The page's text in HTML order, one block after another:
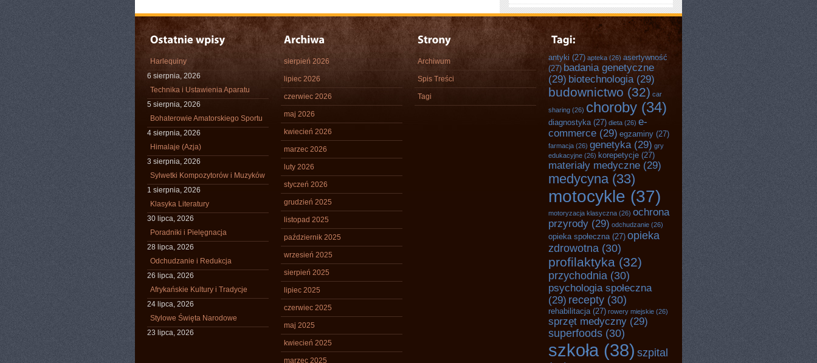
Harlequiny
6 sierpnia, 2026
Technika i Ustawienia Aparatu
5 sierpnia, 2026
Bohaterowie Amatorskiego Sportu
4 sierpnia, 2026
Himalaje (Azja)
3 sierpnia, 2026
Sylwetki Kompozytorów i Muzyków
1 sierpnia, 2026
Klasyka Literatury
30 lipca, 2026
Poradniki i Pielęgnacja
28 lipca, 2026
Odchudzanie i Redukcja
26 lipca, 2026
Afrykańskie Kultury i Tradycje
24 lipca, 2026
Stylowe Święta Narodowe
23 lipca, 2026
sierpień 2026
lipiec 2026
czerwiec 2026
maj 2026
kwiecień 2026
marzec 2026
luty 2026
styczeń 2026
grudzień 2025
listopad 2025
październik 2025
wrzesień 2025
sierpień 2025
lipiec 2025
czerwiec 2025
maj 2025
kwiecień 2025
marzec 2025
Archiwum
Spis Treści
Tagi
antyki (27) apteka (26) asertywność
(27) badania genetyczne
(29) biotechnologia (29)
budownictwo (32) car
sharing (26) choroby (34)
diagnostyka(27) dieta (26) e-
commerce (29) egzaminy (27)
farmacja (26) genetyka (29) gry
edukacyjne (26) korepetycje (27)
materiały medyczne (29)
medycyna(33)
motocykle (37)
motoryzacja klasyczna (26) ochrona
przyrody (29) odchudzanie (26)
opieka społeczna(27) opieka
zdrowotna (30)
profilaktyka (32)
przychodnia (30)
psychologia społeczna
(29) recepty (30)
rehabilitacja(27) rowery miejskie (26)
sprzęt medyczny (29)
superfoods (30)
szkoła (38) szpital